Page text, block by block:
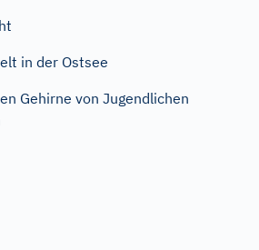
in der Ostsee
Gehirne von Jugendlichen